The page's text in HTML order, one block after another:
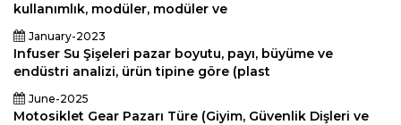
kullanımlık, modüler, modüler ve
January-2023
Infuser Su Şişeleri pazar boyutu, payı, büyüme ve
endüstri analizi, ürün tipine göre (plast
June-2025
Motosiklet Gear Pazarı Türe (Giyim, Güvenlik Dişleri ve